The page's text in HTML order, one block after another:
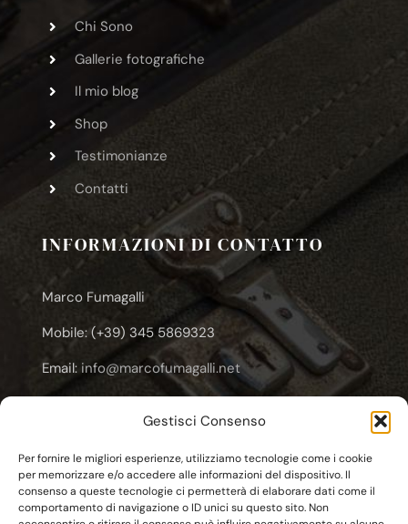
Gestisci Consenso
Per fornire le migliori esperienze, utilizziamo tecnologie come i cookie
per memorizzare e/o accedere alle informazioni del dispositivo. Il
consenso a queste tecnologie ci permetterà di elaborare dati come il
comportamento di navigazione o ID unici su questo sito. Non
Chi Sono
Gallerie fotografiche
Il mio blog
Shop
Testimonianze
Contatti
INFORMAZIONI DI CONTATTO
Marco Fumagalli
Mobile: (+39) 345 5869323
Email: info@marcofumagalli.net